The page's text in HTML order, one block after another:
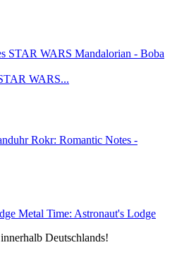
WARS...
Rokr: Romantic Notes -
Metal Time: Astronaut's Lodge
Deutschlands!